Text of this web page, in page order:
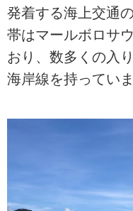
発着する海上交通
帯はマールボロサ
おり、数多くの入
海岸線を持っていま